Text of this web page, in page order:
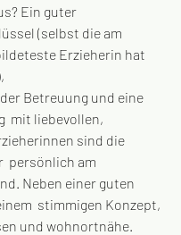
Ein guter
(selbst die am
Erzieherin hat
Betreuung und eine
mit liebevollen,
sind die
persönlich am
Neben einer guten
stimmigen Konzept,
und wohnortnähe.